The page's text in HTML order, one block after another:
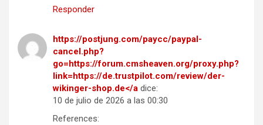
Responder
https://postjung.com/paycc/paypal-
cancel.php?
go=https://forum.cmsheaven.org/proxy.php?
link=https://de.trustpilot.com/review/der-
wikinger-shop.de</a dice:
10 de julio de 2026 a las 00:30
References: